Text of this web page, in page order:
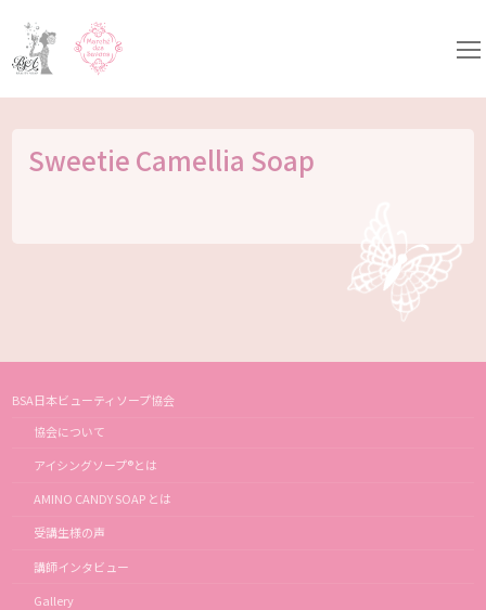
へ
Sweetie Camellia Soap
BSA日本ビューティソープ協会
協会について
アイシングソープ®とは
AMINO CANDY SOAP とは
受講生様の声
講師インタビュー
Gallery